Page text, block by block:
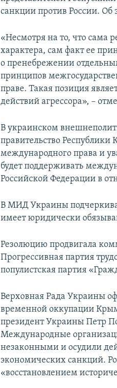
санкции против России. Об
«Несмотря на то, что сама
характера, сам факт ее
о пренебрежении
принципов
праве. Такая позиция
действий агрессора», –
В украинском
правительство Республики
международного права и
будет поддерживать
Российской Федерации в
В МИД Украины
имеет юридически
Резолюцию продвигала
Прогрессивная партия
популистская партия
Верховная Рада Украины
временной оккупации
президент Украины Петр
Международные
незаконными и осудили
экономических санкций.
«восстановлением